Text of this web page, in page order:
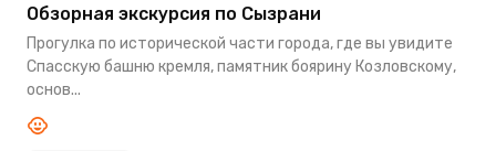
Обзорная экскурсия по Сызрани
Прогулка по исторической части города, где вы увидите
Спасскую башню кремля, памятник боярину Козловскому,
основ...